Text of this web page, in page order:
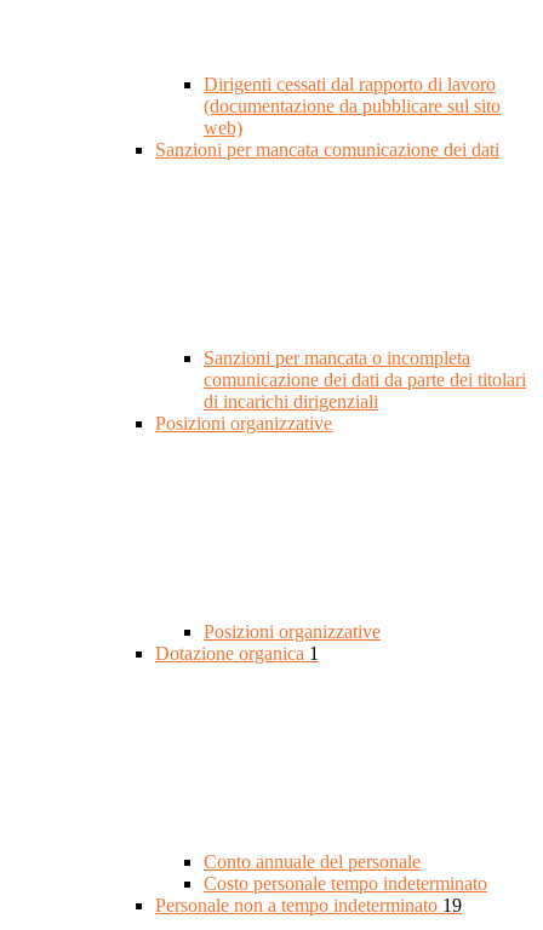
Dirigenti cessati dal rapporto di lavoro
(documentazione da pubblicare sul sito
web)
Sanzioni per mancata comunicazione dei dati
Sanzioni per mancata o incompleta
comunicazione dei dati da parte dei titolari
di incarichi dirigenziali
Posizioni organizzative
Posizioni organizzative
Dotazione organica 1
Conto annuale del personale
Costo personale tempo indeterminato
Personale non a tempo indeterminato 19